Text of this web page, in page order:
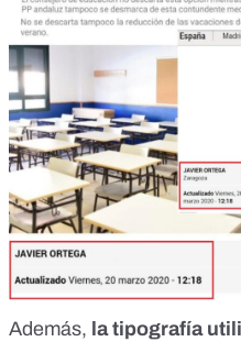
Además, la tipografía